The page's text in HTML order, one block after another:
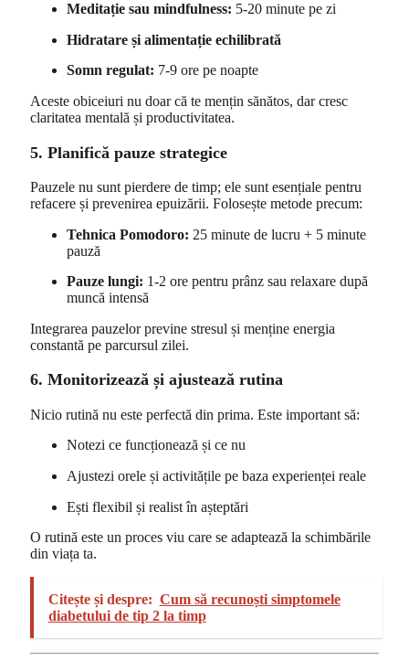
Meditație sau mindfulness: 5-20 minute pe zi
Hidratare și alimentație echilibrată
Somn regulat: 7-9 ore pe noapte
Aceste obiceiuri nu doar că te mențin sănătos, dar cresc
claritatea mentală și productivitatea.
5. Planifică pauze strategice
Pauzele nu sunt pierdere de timp; ele sunt esențiale pentru
refacere și prevenirea epuizării. Folosește metode precum:
Tehnica Pomodoro: 25 minute de lucru + 5 minute
pauză
Pauze lungi: 1-2 ore pentru prânz sau relaxare după
muncă intensă
Integrarea pauzelor previne stresul și menține energia
constantă pe parcursul zilei.
6. Monitorizează și ajustează rutina
Nicio rutină nu este perfectă din prima. Este important să:
Notezi ce funcționează și ce nu
Ajustezi orele și activitățile pe baza experienței reale
Ești flexibil și realist în așteptări
O rutină este un proces viu care se adaptează la schimbările
din viața ta.
Citește și despre: Cum să recunoști simptomele
diabetului de tip 2 la timp